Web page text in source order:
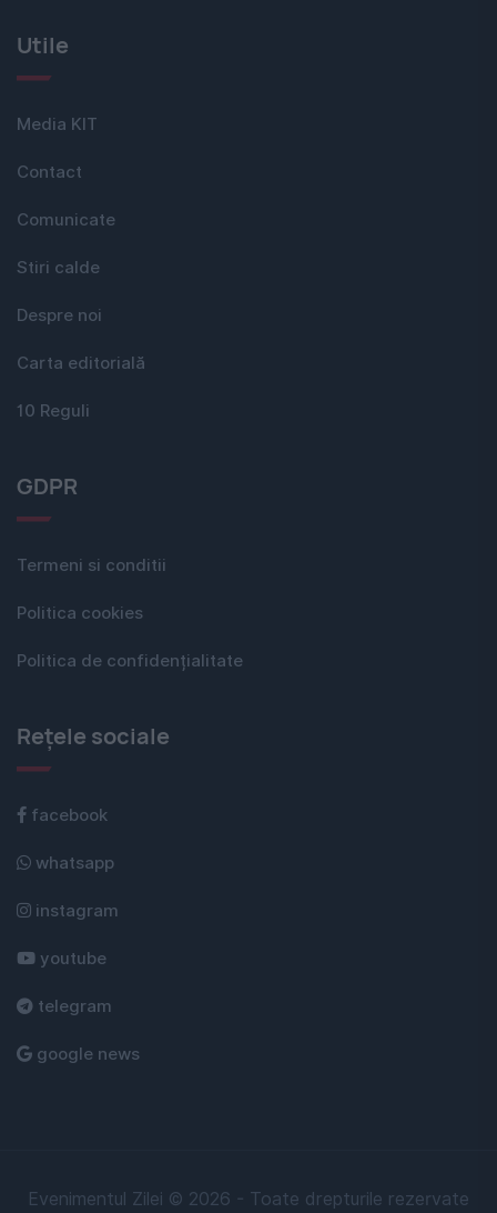
Utile
Media KIT
Contact
Comunicate
Stiri calde
Despre noi
Carta editorială
10 Reguli
GDPR
Termeni si conditii
Politica cookies
Politica de confidențialitate
Rețele sociale
facebook
whatsapp
instagram
youtube
telegram
google news
Evenimentul Zilei © 2026 - Toate drepturile rezervate